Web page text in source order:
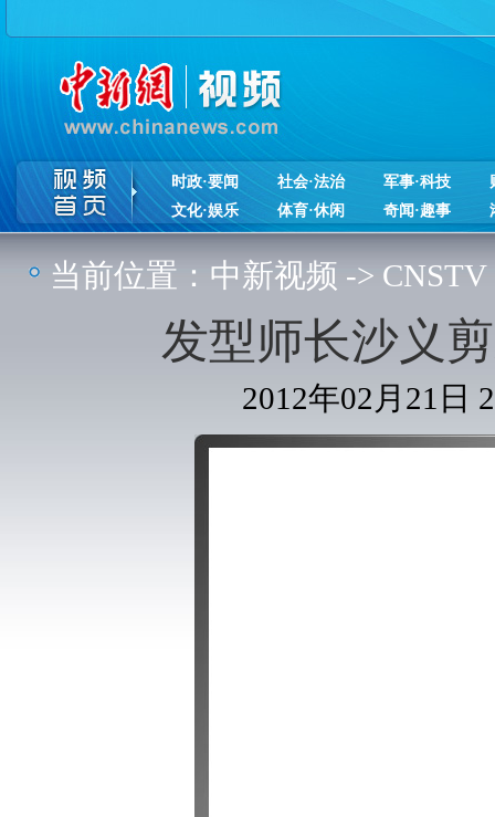
时政·要闻 社会·法治 军事·科技
文化·娱乐
体育·休闲 奇闻·趣事
当前位置： 中新视频 -> CNSTV
发型师长沙义
2012年02月21